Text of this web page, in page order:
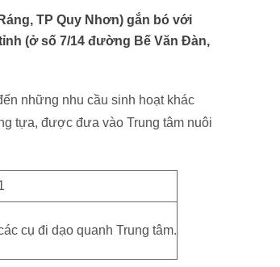
TP Quy Nhơn) gắn bó với
(ở số 7/14 đường Bế Văn Đàn,
những nhu cầu sinh hoạt khác
tựa, được đưa vào Trung tâm nuôi
cụ đi dạo quanh Trung tâm.